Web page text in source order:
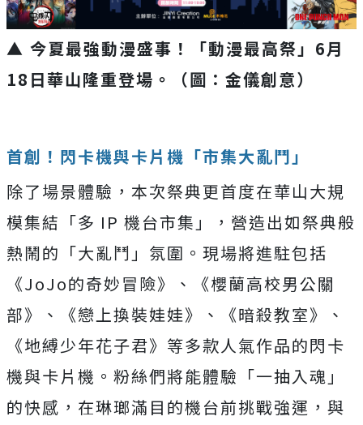
▲ 今夏最強動漫盛事！「動漫最高祭」6月
18日華山隆重登場。（圖：金儀創意）
首創！閃卡機與卡片機「市集大亂鬥」
除了場景體驗，本次祭典更首度在華山大規
模集結「多 IP 機台市集」，營造出如祭典般
熱鬧的「大亂鬥」氛圍。現場將進駐包括
《JoJo的奇妙冒險》、《櫻蘭高校男公關
部》、《戀上換裝娃娃》、《暗殺教室》、
《地縛少年花子君》等多款人氣作品的閃卡
機與卡片機。粉絲們將能體驗「一抽入魂」
的快感，在琳瑯滿目的機台前挑戰強運，與